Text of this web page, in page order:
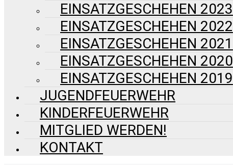
EINSATZGESCHEHEN 2023
EINSATZGESCHEHEN 2022
EINSATZGESCHEHEN 2021
EINSATZGESCHEHEN 2020
EINSATZGESCHEHEN 2019
JUGENDFEUERWEHR
KINDERFEUERWEHR
MITGLIED WERDEN!
KONTAKT